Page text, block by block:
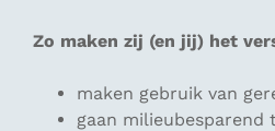
Zo maken zij (en jij) het
maken gebruik van
gaan milieubesparend